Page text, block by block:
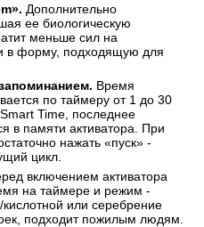
Дополнительно
ее биологическую
меньше сил на
в форму, подходящую для
Время
по таймеру от 1 до 30
Time, последнее
в памяти активатора. При
нажать «пуск» -
цикл.
включением активатора
на таймере и режим -
или серебрение
подходит пожилым людям.